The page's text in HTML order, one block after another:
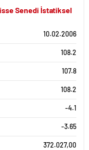
Senedi İstatiksel
10.02.2006
108.2
107.8
108.2
-4.1
-3.65
372.027,00